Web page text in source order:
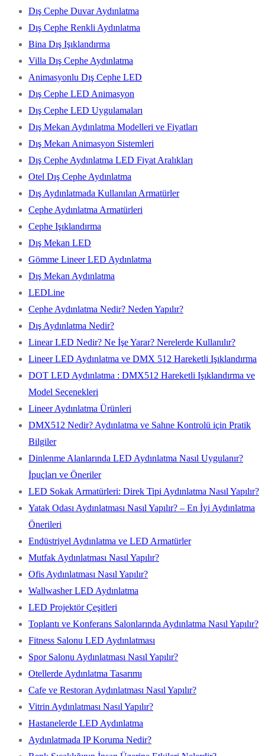
Dış Cephe Duvar Aydınlatma
Dış Cephe Renkli Aydınlatma
Bina Dış Işıklandırma
Villa Dış Cephe Aydınlatma
Animasyonlu Dış Cephe LED
Dış Cephe LED Animasyon
Dış Cephe LED Uygulamaları
Dış Mekan Aydınlatma Modelleri ve Fiyatları
Dış Mekan Animasyon Sistemleri
Dış Cephe Aydınlatma LED Fiyat Aralıkları
Otel Dış Cephe Aydınlatma
Dış Aydınlatmada Kullanılan Armatürler
Cephe Aydınlatma Armatürleri
Cephe Işıklandırma
Dış Mekan LED
Gömme Lineer LED Aydınlatma
Dış Mekan Aydınlatma
LEDLine
Cephe Aydınlatma Nedir? Neden Yapılır?
Dış Aydınlatma Nedir?
Linear LED Nedir? Ne İşe Yarar? Nerelerde Kullanılır?
Lineer LED Aydınlatma ve DMX 512 Hareketli Işıklandırma
DOT LED Aydınlatma : DMX512 Hareketli Işıklandırma ve
Model Seçenekleri
Lineer Aydınlatma Ürünleri
DMX512 Nedir? Aydınlatma ve Sahne Kontrolü için Pratik
Bilgiler
Dinlenme Alanlarında LED Aydınlatma Nasıl Uygulanır?
İpuçları ve Öneriler
LED Sokak Armatürleri: Direk Tipi Aydınlatma Nasıl Yapılır?
Yatak Odası Aydınlatması Nasıl Yapılır? – En İyi Aydınlatma
Önerileri
Endüstriyel Aydınlatma ve LED Armatürler
Mutfak Aydınlatması Nasıl Yapılır?
Ofis Aydınlatması Nasıl Yapılır?
Wallwasher LED Aydınlatma
LED Projektör Çeşitleri
Toplantı ve Konferans Salonlarında Aydınlatma Nasıl Yapılır?
Fitness Salonu LED Aydınlatması
Spor Salonu Aydınlatması Nasıl Yapılır?
Otellerde Aydınlatma Tasarımı
Cafe ve Restoran Aydınlatması Nasıl Yapılır?
Vitrin Aydınlatması Nasıl Yapılır?
Hastanelerde LED Aydınlatma
Aydınlatmada IP Koruma Nedir?